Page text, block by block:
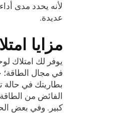
لأنه يحدد مدى
عديدة.
مزايا
يوفر لك امتلاك
في مجال الطاقة؛
بطاريتك في حالة
الفائض من
كبير. وفي بعض